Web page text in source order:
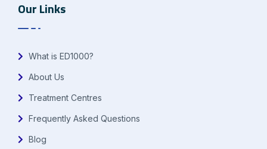
Our Links
What is ED1000?
About Us
Treatment Centres
Frequently Asked Questions
Blog